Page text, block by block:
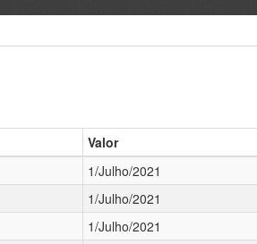
Valor
1/Julho/2021
1/Julho/2021
1/Julho/2021